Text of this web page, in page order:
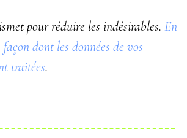
pour réduire les indésirables. En
dont les données de vos
traitées.